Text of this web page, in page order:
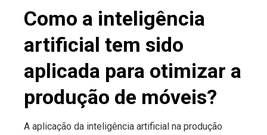
Como a inteligência
artificial tem sido
aplicada para otimizar a
produção de móveis?
A aplicação da inteligência artificial na produção